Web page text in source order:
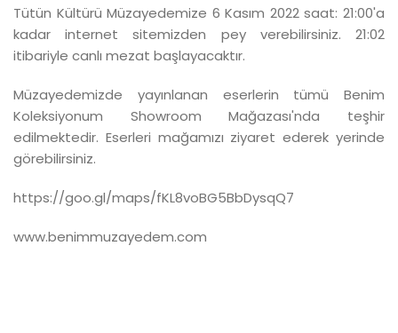
Tütün Kültürü Müzayedemize 6 Kasım 2022 saat: 21:00'a
kadar internet sitemizden pey verebilirsiniz. 21:02
itibariyle canlı mezat başlayacaktır.
Müzayedemizde yayınlanan eserlerin tümü Benim
Koleksiyonum Showroom Mağazası'nda teşhir
edilmektedir. Eserleri mağamızı ziyaret ederek yerinde
görebilirsiniz.
https://goo.gl/maps/fKL8voBG5BbDysqQ7
www.benimmuzayedem.com